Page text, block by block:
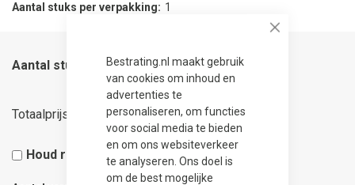
Bestrating.nl maakt gebruik
van cookies om inhoud en
advertenties te
personaliseren, om functies
voor social media te bieden
en om ons websiteverkeer
te analyseren. Ons doel is
om de best mogelijke
Aantal stuks per verpakking
1
Aantal stuks
Totaalprijs 84,00
Houd rekening met 5% snijverlies